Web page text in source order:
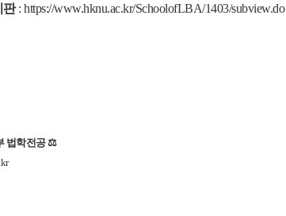
판:https://www.hknu.ac.kr/SchoolofLBA/1403/subview.do
법학전공 ⚖